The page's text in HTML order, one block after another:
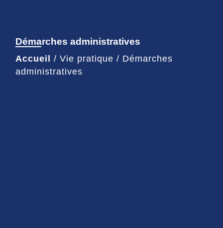
Démarches administratives
Accueil / Vie pratique / Démarches
administratives